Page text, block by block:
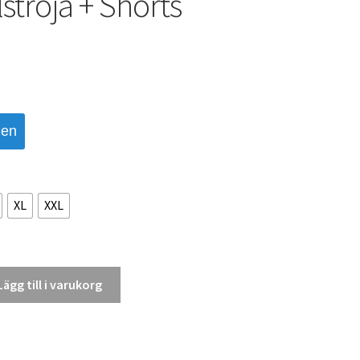
XL XXL
till i varukorg